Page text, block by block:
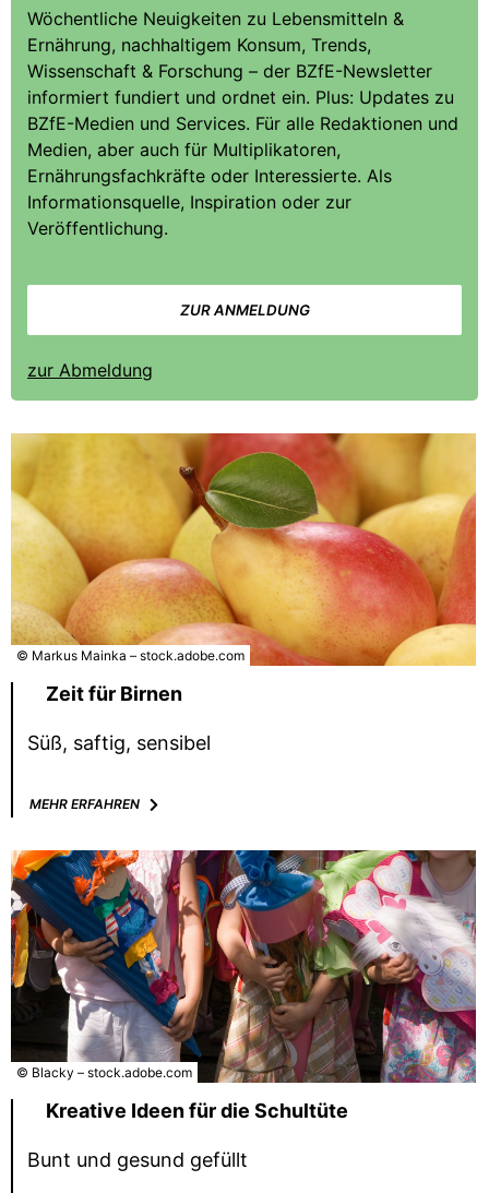
Wöchentliche Neuigkeiten zu Lebensmitteln &
Ernährung, nachhaltigem Konsum, Trends,
Wissenschaft & Forschung – der BZfE-Newsletter
informiert fundiert und ordnet ein. Plus: Updates zu
BZfE-Medien und Services. Für alle Redaktionen und
Medien, aber auch für Multiplikatoren,
Ernährungsfachkräfte oder Interessierte. Als
Informationsquelle, Inspiration oder zur
Veröffentlichung.
ZUR ANMELDUNG
zur Abmeldung
© Markus Mainka – stock.adobe.com
Zeit für Birnen
Süß, saftig, sensibel
MEHR ERFAHREN
© Blacky – stock.adobe.com
Kreative Ideen für die Schultüte
Bunt und gesund gefüllt